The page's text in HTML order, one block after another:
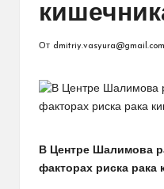
От dmitriy.vasyura@gmail.com
В Центре Шалимова
факторах риска рака